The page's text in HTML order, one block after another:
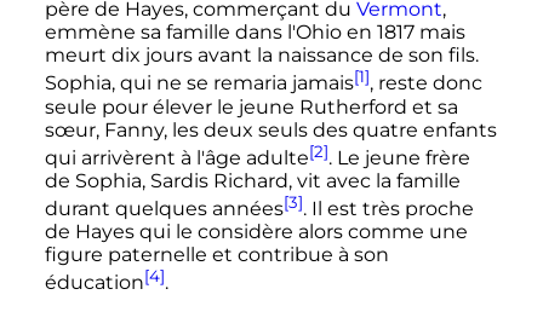
père de Hayes, commerçant du Vermont,
emmène sa famille dans l'Ohio en 1817 mais
meurt dix jours avant la naissance de son fils.
Sophia, qui ne se remaria jamais[1], reste donc
seule pour élever le jeune Rutherford et sa
sœur, Fanny, les deux seuls des quatre enfants
qui arrivèrent à l'âge adulte[2]. Le jeune frère
de Sophia, Sardis Richard, vit avec la famille
durant quelques années[3]. Il est très proche
de Hayes qui le considère alors comme une
figure paternelle et contribue à son
éducation[4].